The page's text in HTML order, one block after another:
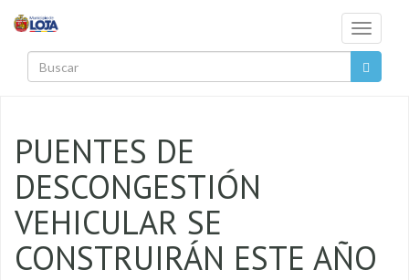
Toggle
PUENTES DE
DESCONGESTIÓN
VEHICULAR SE
CONSTRUIRÁN ESTE AÑO